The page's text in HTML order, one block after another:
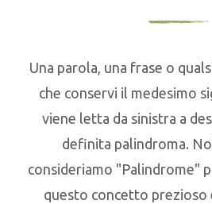
Una parola, una frase o
che conservi il medesimo
viene letta da sinistra a
definita palindroma.
consideriamo "Palindrome"
questo concetto prezioso